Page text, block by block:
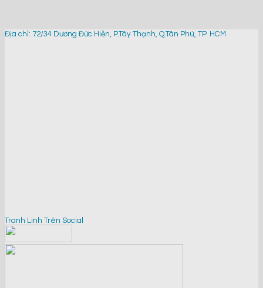
Địa chỉ: 72/34 Dương Đức Hiền, P.Tây Thạnh, Q.Tân Phú, TP. HCM
Tranh Linh Trên Social